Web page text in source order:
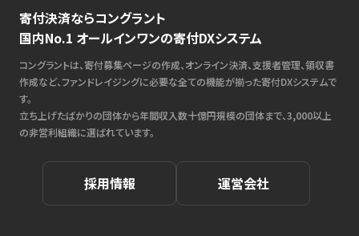
寄付決済ならコングラント
国内No.1 オールインワンの寄付DXシステム
コングラントは、寄付募集ページの作成、オンライン決済、支援者管理、領収書
作成など、ファンドレイジングに必要な全ての機能が揃った寄付DXシステムで
す。
立ち上げたばかりの団体から年間収入数十億円規模の団体まで、3,000以上
の非営利組織に選ばれています。
採用情報 運営会社